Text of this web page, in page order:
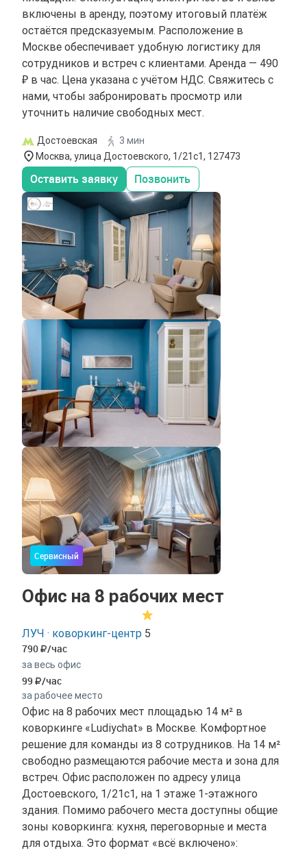
включены в аренду, поэтому итоговый платёж
остаётся предсказуемым. Расположение в
Москве обеспечивает удобную логистику для
сотрудников и встреч с клиентами. Аренда — 490
₽ в час. Цена указана с учётом НДС. Свяжитесь с
нами, чтобы забронировать просмотр или
уточнить наличие свободных мест.
Достоевская
3 мин
Москва, улица Достоевского, 1/21с1, 127473
Оставить заявку Позвонить
Сервисный
Офис на 8 рабочих мест
ЛУЧ · коворкинг-центр 5
790 /час
за весь офис
99 /час
за рабочее место
Офис на 8 рабочих мест площадью 14 м² в
коворкинге «Ludiychat» в Москве. Комфортное
решение для команды из 8 сотрудников. На 14 м²
свободно размещаются рабочие места и зона для
встреч. Офис расположен по адресу улица
Достоевского, 1/21с1, на 1 этаже 1-этажного
здания. Помимо рабочего места доступны общие
зоны коворкинга: кухня, переговорные и места
для отдыха. Это формат «всё включено»: